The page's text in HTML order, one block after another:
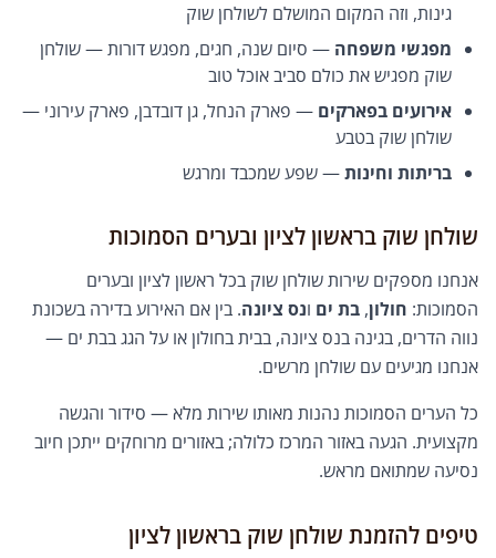
גינות, וזה המקום המושלם לשולחן שוק
מפגשי משפחה — סיום שנה, חגים, מפגש דורות — שולחן
שוק מפגיש את כולם סביב אוכל טוב
אירועים בפארקים — פארק הנחל, גן דובדבן, פארק עירוני —
שולחן שוק בטבע
בריתות וחינות— שפע שמכבד ומרגש
שולחן שוק בראשון לציון ובערים הסמוכות
אנחנו מספקים שירות שולחן שוק בכל ראשון לציון ובערים
הסמוכות: חולון, בת ים ונס ציונה. בין אם האירוע בדירה בשכונת
נווה הדרים, בגינה בנס ציונה, בבית בחולון או על הגג בבת ים —
אנחנו מגיעים עם שולחן מרשים.
כל הערים הסמוכות נהנות מאותו שירות מלא — סידור והגשה
מקצועית. הגעה באזור המרכז כלולה; באזורים מרוחקים ייתכן חיוב
נסיעה שמתואם מראש.
טיפים להזמנת שולחן שוק בראשון לציון